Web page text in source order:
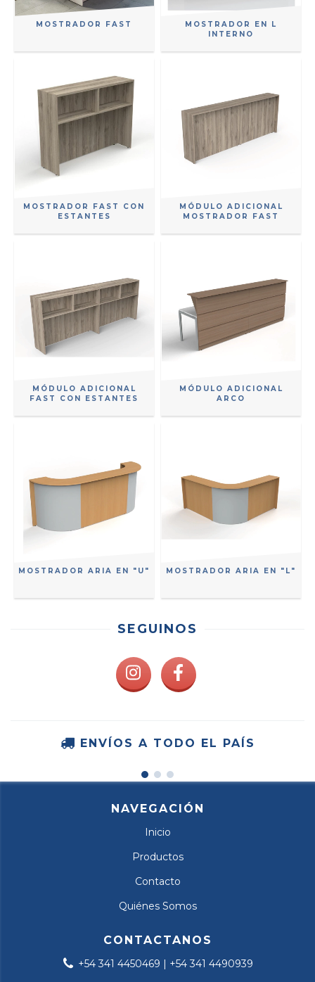
MOSTRADOR FAST
MOSTRADOR EN L
INTERNO
MOSTRADOR FAST CON
ESTANTES
MÓDULO ADICIONAL
MOSTRADOR FAST
MÓDULO ADICIONAL
FAST CON ESTANTES
MÓDULO ADICIONAL
ARCO
MOSTRADOR ARIA EN "U" MOSTRADOR ARIA EN "L"
SEGUINOS
ENVÍOS A TODO EL PAÍS
NAVEGACIÓN
Inicio
Productos
Contacto
Quiénes Somos
CONTACTANOS
+54 341 4450469 | +54 341 4490939